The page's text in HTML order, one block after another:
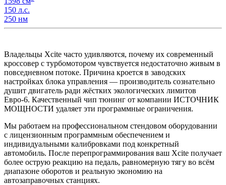
150 л.с.
250 нм
Владельцы Xcite часто удивляются, почему их современный
кроссовер с турбомотором чувствуется недостаточно живым в
повседневном потоке. Причина кроется в заводских
настройках блока управления — производитель сознательно
душит двигатель ради жёстких экологических лимитов
Евро-6. Качественный чип тюнинг от компании ИСТОЧНИК
МОЩНОСТИ удаляет эти программные ограничения.
Мы работаем на профессиональном стендовом оборудовании
с лицензионным программным обеспечением и
индивидуальными калибровками под конкретный
автомобиль. После перепрограммирования ваш Xcite получает
более острую реакцию на педаль, равномерную тягу во всём
диапазоне оборотов и реальную экономию на
автозаправочных станциях.